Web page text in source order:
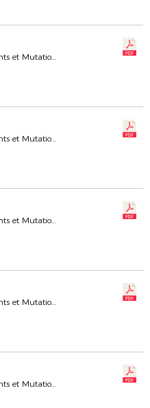
Commission Régionale des Règlements et Mutations
Commission Régionale des Règlements et Mutations
Commission Régionale des Règlements et Mutations
Commission Régionale des Règlements et Mutations
Commission Régionale des Règlements et Mutations